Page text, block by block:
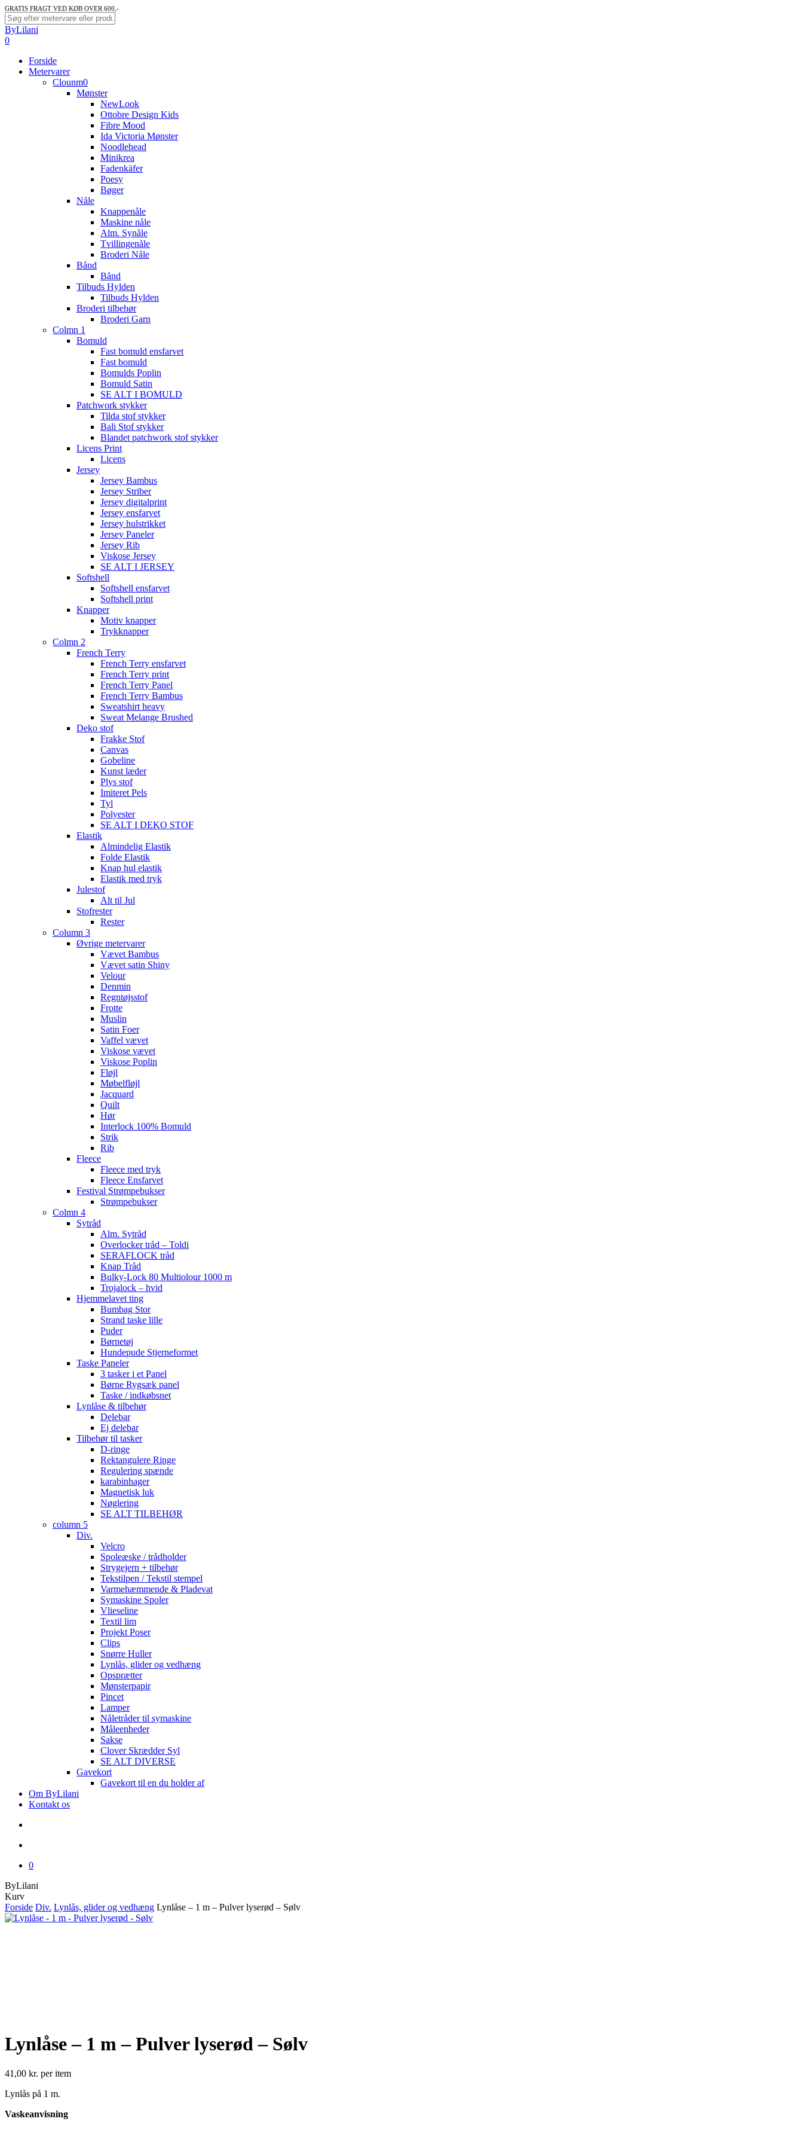
Skip
to
main
content
GRATIS FRAGT VED KØB OVER 600,-
Close
Search
ByLilani
search
account
0
Forside
Metervarer
Clounm0
Mønster
NewLook
Ottobre Design Kids
Fibre Mood
Ida Victoria Mønster
Noodlehead
Minikrea
Fadenkäfer
Poesy
Bøger
Nåle
Knappenåle
Maskine nåle
Alm. Synåle
Tvillingenåle
Broderi Nåle
Bånd
Bånd
Tilbuds Hylden
Tilbuds Hylden
Broderi tilbehør
Broderi Garn
Colmn 1
Bomuld
Fast bomuld ensfarvet
Fast bomuld
Bomulds Poplin
Bomuld Satin
SE ALT I BOMULD
Patchwork stykker
Tilda stof stykker
Bali Stof stykker
Blandet patchwork stof stykker
Licens Print
Licens
Jersey
Jersey Bambus
Jersey Striber
Jersey digitalprint
Jersey ensfarvet
Jersey hulstrikket
Jersey Paneler
Jersey Rib
Viskose Jersey
SE ALT I JERSEY
Softshell
Softshell ensfarvet
Softshell print
Knapper
Motiv knapper
Trykknapper
Colmn 2
French Terry
French Terry ensfarvet
French Terry print
French Terry Panel
French Terry Bambus
Sweatshirt heavy
Sweat Melange Brushed
Deko stof
Frakke Stof
Canvas
Gobeline
Kunst læder
Plys stof
Imiteret Pels
Tyl
Polyester
SE ALT I DEKO STOF
Elastik
Almindelig Elastik
Folde Elastik
Knap hul elastik
Elastik med tryk
Julestof
Alt til Jul
Stofrester
Rester
Column 3
Øvrige metervarer
Vævet Bambus
Vævet satin Shiny
Velour
Denmin
Regntøjsstof
Frotte
Muslin
Satin Foer
Vaffel vævet
Viskose vævet
Viskose Poplin
Fløjl
Møbelfløjl
Jacquard
Quilt
Hør
Interlock 100% Bomuld
Strik
Rib
Fleece
Fleece med tryk
Fleece Ensfarvet
Festival Strømpebukser
Strømpebukser
Colmn 4
Sytråd
Alm. Sytråd
Overlocker tråd – Toldi
SERAFLOCK tråd
Knap Tråd
Bulky-Lock 80 Multiolour 1000 m
Trojalock – hvid
Hjemmelavet ting
Bumbag Stor
Strand taske lille
Puder
Børnetøj
Hundepude Stjerneformet
Taske Paneler
3 tasker i et Panel
Børne Rygsæk panel
Taske / indkøbsnet
Lynlåse & tilbehør
Delebar
Ej delebar
Tilbehør til tasker
D-ringe
Rektangulere Ringe
Regulering spænde
karabinhager
Magnetisk luk
Nøglering
SE ALT TILBEHØR
column 5
Div.
Velcro
Spoleæske / trådholder
Strygejern + tilbehør
Tekstilpen / Tekstil stempel
Varmehæmmende & Pladevat
Symaskine Spoler
Vlieseline
Textil lim
Projekt Poser
Clips
Snørre Huller
Lynlås, glider og vedhæng
Opsprætter
Mønsterpapir
Pincet
Lamper
Nåletråder til symaskine
Måleenheder
Sakse
Clover Skrædder Syl
SE ALT DIVERSE
Gavekort
Gavekort til en du holder af
Om ByLilani
Kontakt os
0
ByLilani
KurvClose
Cart
Forside Div. Lynlås, glider og vedhæng Lynlåse – 1 m – Pulver lyserød – Sølv
Lynlåse – 1 m – Pulver lyserød – Sølv
41,00 kr. per item
Lynlås på 1 m.
Vaskeanvisning